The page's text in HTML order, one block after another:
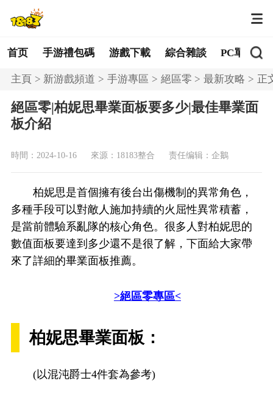
首页 手游禮包碼 游戲下載 綜合雜談 PC單機
主頁 新游戲頻道 手游專區 絕區零 最新攻略 正
絕區零|柏妮思畢業面板要多少|最佳畢業面
板介紹
時間：2024-10-16 來源：18183整合 责任编辑：企鵝
柏妮思是首個擁有後台出傷機制的異常角色，
多種手段可以對敵人施加持續的火屈性異常積蓄，
是當前體驗系亂隊的核心角色。很多人對柏妮思的
數值面板要達到多少還不是很了解，下面給大家帶
來了詳細的畢業面板推薦。
>絕區零專區<
柏妮思畢業面板：
(以混沌爵士4件套為參考)